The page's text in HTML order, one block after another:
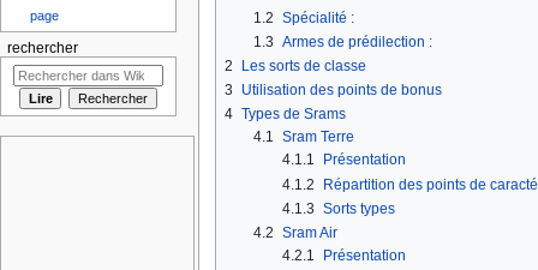
1.2 Spécialité :
1.3 Armes de prédilection :
2
Les sorts de classe
3
Utilisation des points de bonus
4 Types de Srams
4.1 Sram Terre
4.1.1
Présentation
4.1.2
Répartition des points de
4.1.3 Sorts types
4.2 Sram Air
4.2.1
Présentation
page
rechercher